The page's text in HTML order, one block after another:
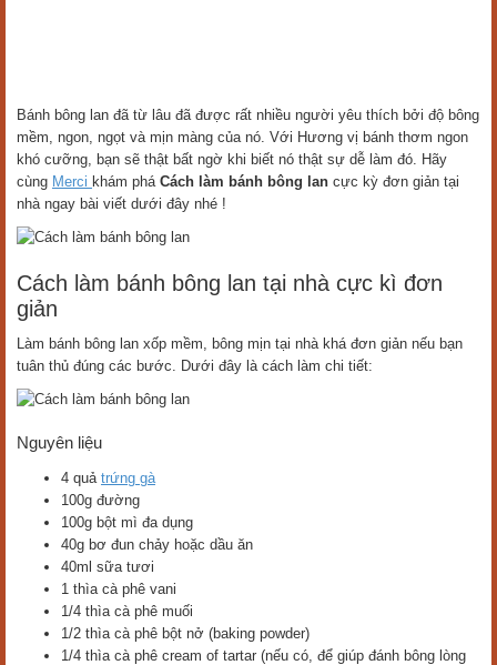
Bánh bông lan đã từ lâu đã được rất nhiều người yêu thích bởi độ bông
mềm, ngon, ngọt và mịn màng của nó. Với Hương vị bánh thơm ngon
khó cưỡng, bạn sẽ thật bất ngờ khi biết nó thật sự dễ làm đó. Hãy
cùng Merci khám phá Cách làm bánh bông lan cực kỳ đơn giản tại
nhà ngay bài viết dưới đây nhé !
Cách làm bánh bông lan tại nhà cực kì đơn
giản
Làm bánh bông lan xốp mềm, bông mịn tại nhà khá đơn giản nếu bạn
tuân thủ đúng các bước. Dưới đây là cách làm chi tiết:
Nguyên liệu
4 quả trứng gà
100g đường
100g bột mì đa dụng
40g bơ đun chảy hoặc dầu ăn
40ml sữa tươi
1 thìa cà phê vani
1/4 thìa cà phê muối
1/2 thìa cà phê bột nở (baking powder)
1/4 thìa cà phê cream of tartar (nếu có, để giúp đánh bông lòng